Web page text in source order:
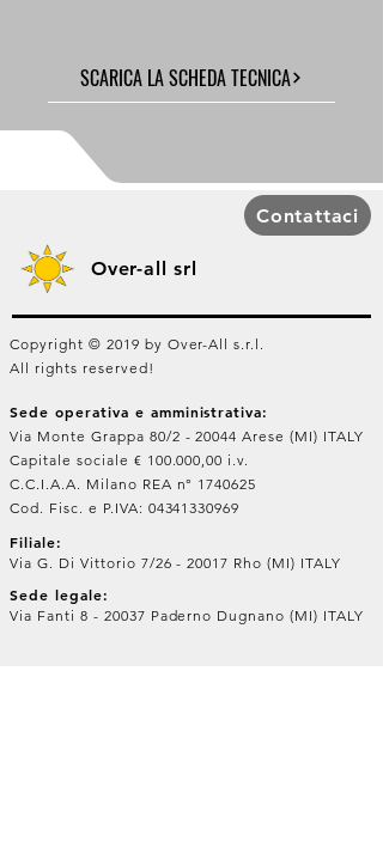
SCARICA LA SCHEDA TECNICA
Contattaci
Over-all srl
Copyright © 2019 by Over-All s.r.l.
All rights reserved!
Sede operativa e amministrativa:
Via Monte Grappa 80/2 - 20044 Arese (MI) ITALY
Capitale sociale € 100.000,00 i.v.
C.C.I.A.A. Milano REA n° 1740625
Cod. Fisc. e P.IVA: 04341330969
Filiale:
Via G. Di Vittorio 7/26 - 20017 Rho (MI) ITALY
Sede legale:
Via Fanti 8 - 20037 Paderno Dugnano (MI) ITALY